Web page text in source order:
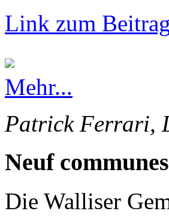
Link zum Beitrag
Mehr...
Patrick Ferrari,
Neuf
Die Walliser